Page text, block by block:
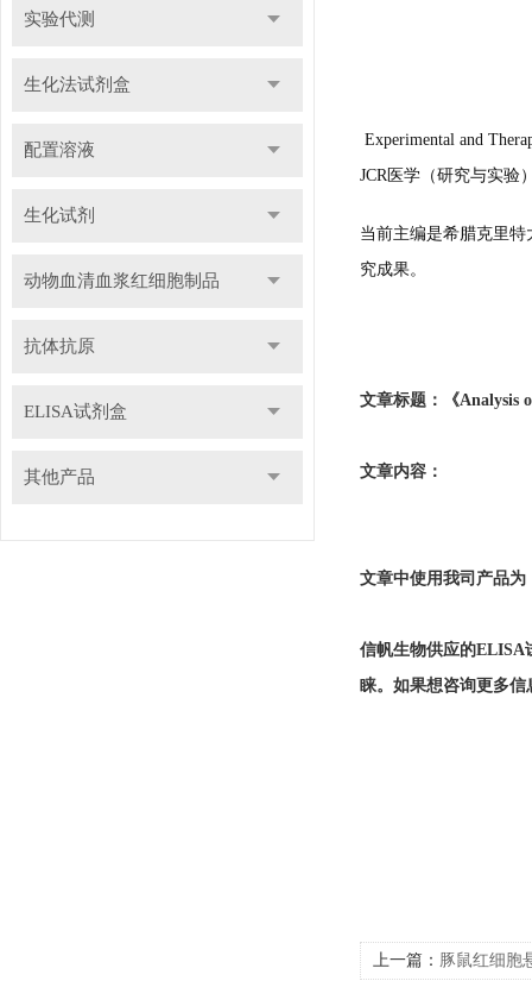
实验代测
生化法试剂盒
配置溶液
生化试剂
动物血清血浆红细胞制品
抗体抗原
ELISA试剂盒
其他产品
Experimental and
JCR医学（研究与实验
当前主编是希腊克里特
究成果。
文章标题：《Analysis
文章内容：
文章中使用我司产品
信帆生物供应的ELISA
睐。如果想咨询更多
上一篇： 豚鼠红细胞